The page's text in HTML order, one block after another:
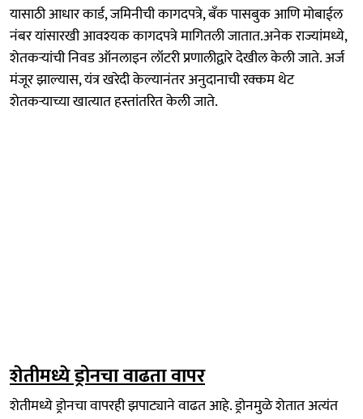
यासाठी आधार कार्ड, जमिनीची कागदपत्रे, बँक पासबुक आणि मोबाईल
नंबर यांसारखी आवश्यक कागदपत्रे मागितली जातात.अनेक राज्यांमध्ये,
शेतकऱ्यांची निवड ऑनलाइन लॉटरी प्रणालीद्वारे देखील केली जाते. अर्ज
मंजूर झाल्यास, यंत्र खरेदी केल्यानंतर अनुदानाची रक्कम थेट
शेतकऱ्याच्या खात्यात हस्तांतरित केली जाते.
शेतीमध्ये ड्रोनचा वाढता वापर
शेतीमध्ये ड्रोनचा वापरही झपाट्याने वाढत आहे. ड्रोनमुळे शेतात अत्यंत